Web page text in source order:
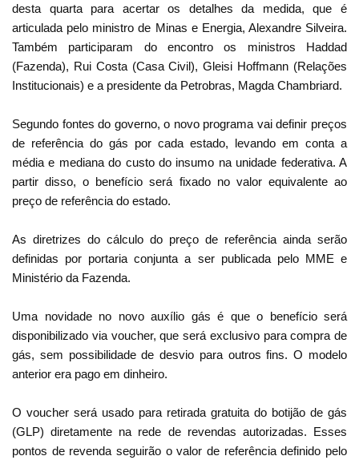
desta quarta para acertar os detalhes da medida, que é
articulada pelo ministro de Minas e Energia, Alexandre Silveira.
Também participaram do encontro os ministros Haddad
(Fazenda), Rui Costa (Casa Civil), Gleisi Hoffmann (Relações
Institucionais) e a presidente da Petrobras, Magda Chambriard.
Segundo fontes do governo, o novo programa vai definir preços
de referência do gás por cada estado, levando em conta a
média e mediana do custo do insumo na unidade federativa. A
partir disso, o benefício será fixado no valor equivalente ao
preço de referência do estado.
As diretrizes do cálculo do preço de referência ainda serão
definidas por portaria conjunta a ser publicada pelo MME e
Ministério da Fazenda.
Uma novidade no novo auxílio gás é que o benefício será
disponibilizado via voucher, que será exclusivo para compra de
gás, sem possibilidade de desvio para outros fins. O modelo
anterior era pago em dinheiro.
O voucher será usado para retirada gratuita do botijão de gás
(GLP) diretamente na rede de revendas autorizadas. Esses
pontos de revenda seguirão o valor de referência definido pelo